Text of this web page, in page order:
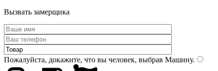
Вызвать замерщика
Пожалуйста, докажите, что вы человек, выбрав Машину.